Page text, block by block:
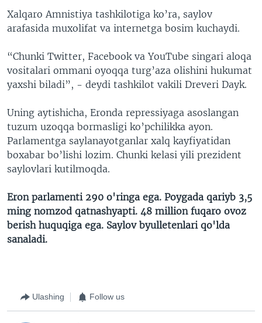
Xalqaro Amnistiya tashkilotiga ko’ra, saylov
arafasida muxolifat va internetga bosim kuchaydi.
“Chunki Twitter, Facebook va YouTube singari aloqa
vositalari ommani oyoqqa turg’aza olishini hukumat
yaxshi biladi”, - deydi tashkilot vakili Dreveri Dayk.
Uning aytishicha, Eronda repressiyaga asoslangan
tuzum uzoqqa bormasligi ko’pchilikka ayon.
Parlamentga saylanayotganlar xalq kayfiyatidan
boxabar bo’lishi lozim. Chunki kelasi yili prezident
saylovlari kutilmoqda.
Eron parlamenti 290 o'ringa ega. Poygada qariyb 3,5
ming nomzod qatnashyapti. 48 million fuqaro ovoz
berish huquqiga ega. Saylov byulletenlari qo'lda
sanaladi.
Ulashing Follow us